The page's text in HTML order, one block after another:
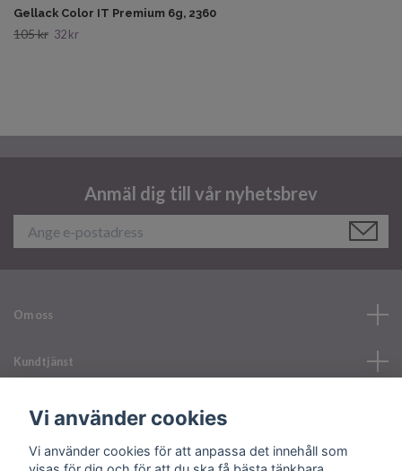
Gellack Color IT Premium 6g, 2360
105 kr 32 kr
Anmäl dig till vår nyhetsbrev
Om oss
Kundtjänst
Läs mer
Sociala medier
Vi använder cookies
Vi använder cookies för att anpassa det innehåll som